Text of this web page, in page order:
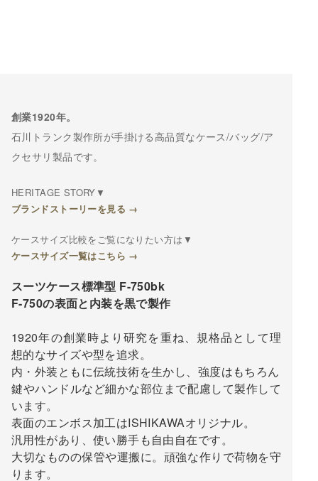
創業1920年。
石川トランク製作所が手掛ける高品質なケース/バッグ/ア
クセサリ製品です。
HERITAGE STORY▼
ブランドストーリーを見る →
ケースサイズ比較をご覧になりたい方は▼
ケースサイズ一覧はこちら →
スーツケース標準型 F-750bk
F-750の表面と内装を黒で製作
1920年の創業時より研究を重ね、規格品として理
想的なサイズや型を追求。
内・外装ともに伝統技術を生かし、強度はもちろん
鍵やハンドルなど細かな部位まで配慮して製作して
います。
表面のエンボス加工はISHIKAWAオリジナル。
汎用性があり、使い勝手も自由自在です。
大切なものの保管や運搬に。頑強な作りで荷物を守
ります。